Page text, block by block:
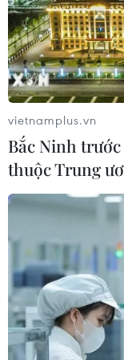
định hình tương
08/08/2026 10:09
Việt Nam nằm
có nhiều chuyến
08/08/2026 06:38
59 năm
phát triển hơn
ASEAN
08/08/2026 04:43
59 năm ASEAN:
vietnamplus.vn
Bắc Ninh
thuộc Trung